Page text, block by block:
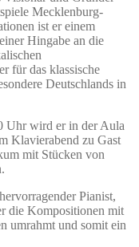
Mecklenburg-
ist er einem
Hingabe an die
für das klassische
Deutschlands in
Uhr wird er in der Aula
Klavierabend zu Gast
mit Stücken von
Pianist,
die Kompositionen mit
umrahmt und somit ein